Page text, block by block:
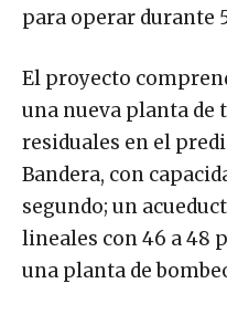
para operar durante
El proyecto
una nueva planta de
residuales en el
Bandera, con
segundo; un
lineales con 46 a 48
una planta de